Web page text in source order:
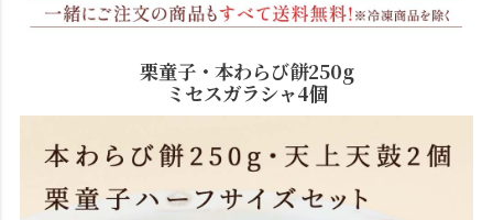
栗童子・本わらび餅250g
ミセスガラシャ4個